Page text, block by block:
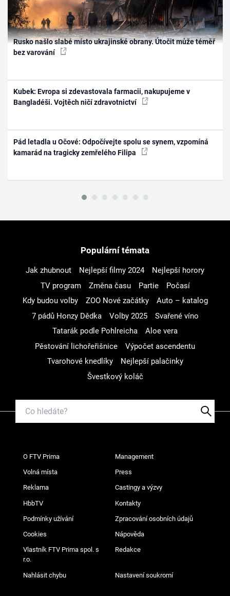
Rusko našlo slabé místo ukrajinské obrany. Útočit může téměř
bez varování
Kubek: Evropa si zdevastovala farmacii, nakupujeme v
Bangladéši. Vojtěch ničí zdravotnictví
Pád letadla u Očové: Odpočívejte spolu se synem, vzpomíná
kamarád na tragicky zemřelého Filipa
Populární témata
Jak zhubnout Nejlepší filmy 2024
Nejlepší horory
TV program
Změna času Partie
Počasí
Kdy budou volby
ZOO Nové začátky
Auto – katalog
7 pádů Honzy Dědka
Volby 2025
Svařené víno
Tatarák podle Pohlreicha
Aloe vera
Pěstování lichořeřišnice
Výpočet ascendentu
Tvarohové knedlíky
Nejlepší palačinky
Švestkový koláč
O FTV Prima Management
Volná místa Press
Reklama Castingy a výzvy
HbbTV Kontakty
Podmínky užívání Zpracování osobních údajů
Cookies Nápověda
Vlastník FTV Prima spol. s
r.o.
Redakce
Nahlásit chybu Nastavení soukromí